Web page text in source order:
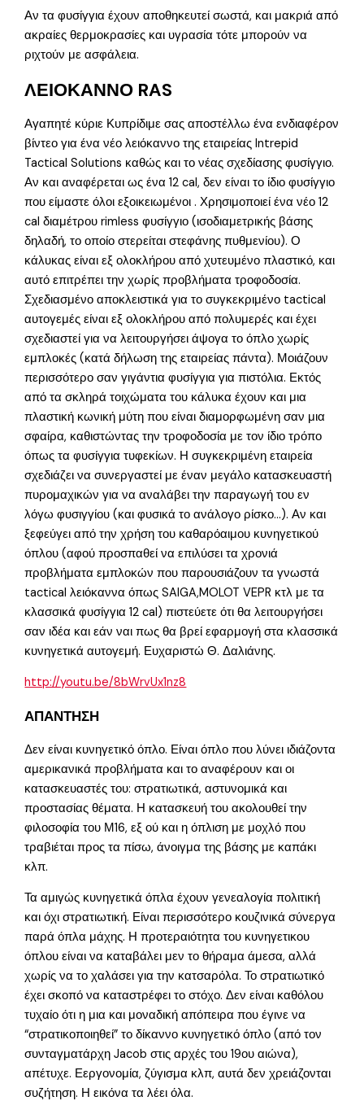
Αν τα φυσίγγια έχουν αποθηκευτεί σωστά, και μακριά από
ακραίες θερμοκρασίες και υγρασία τότε μπορούν να
ριχτούν με ασφάλεια.
ΛΕΙΟΚΑΝΝΟ RAS
Αγαπητέ κύριε Κυπρίδιμε σας αποστέλλω ένα ενδιαφέρον
βίντεο για ένα νέο λειόκαννο της εταιρείας Intrepid
Tactical Solutions καθώς και το νέας σχεδίασης φυσίγγιο.
Αν και αναφέρεται ως ένα 12 cal, δεν είναι το ίδιο φυσίγγιο
που είμαστε όλοι εξοικειωμένοι . Χρησιμοποιεί ένα νέο 12
cal διαμέτρου rimless φυσίγγιο (ισοδιαμετρικής βάσης
δηλαδή, το οποίο στερείται στεφάνης πυθμενίου). Ο
κάλυκας είναι εξ ολοκλήρου από χυτευμένο πλαστικό, και
αυτό επιτρέπει την χωρίς προβλήματα τροφοδοσία.
Σχεδιασμένο αποκλειστικά για το συγκεκριμένο tactical
αυτογεμές είναι εξ ολοκλήρου από πολυμερές και έχει
σχεδιαστεί για να λειτουργήσει άψογα το όπλο χωρίς
εμπλοκές (κατά δήλωση της εταιρείας πάντα). Μοιάζουν
περισσότερο σαν γιγάντια φυσίγγια για πιστόλια. Εκτός
από τα σκληρά τοιχώματα του κάλυκα έχουν και μια
πλαστική κωνική μύτη που είναι διαμορφωμένη σαν μια
σφαίρα, καθιστώντας την τροφοδοσία με τον ίδιο τρόπο
όπως τα φυσίγγια τυφεκίων. Η συγκεκριμένη εταιρεία
σχεδιάζει να συνεργαστεί με έναν μεγάλο κατασκευαστή
πυρομαχικών για να αναλάβει την παραγωγή του εν
λόγω φυσιγγίου (και φυσικά το ανάλογο ρίσκο…). Αν και
ξεφεύγει από την χρήση του καθαρόαιμου κυνηγετικού
όπλου (αφού προσπαθεί να επιλύσει τα χρονιά
προβλήματα εμπλοκών που παρουσιάζουν τα γνωστά
tactical λειόκαννα όπως SAIGA,MOLOT VEPR κτλ με τα
κλασσικά φυσίγγια 12 cal) πιστεύετε ότι θα λειτουργήσει
σαν ιδέα και εάν ναι πως θα βρεί εφαρμογή στα κλασσικά
κυνηγετικά αυτογεμή. Ευχαριστώ Θ. Δαλιάνης.
http://youtu.be/8bWrvUx1nz8
ΑΠΑΝΤΗΣΗ
Δεν είναι κυνηγετικό όπλο. Είναι όπλο που λύνει ιδιάζοντα
αμερικανικά προβλήματα και το αναφέρουν και οι
κατασκευαστές του: στρατιωτικά, αστυνομικά και
προστασίας θέματα. Η κατασκευή του ακολουθεί την
φιλοσοφία του Μ16, εξ ού και η όπλιση με μοχλό που
τραβιέται προς τα πίσω, άνοιγμα της βάσης με καπάκι
κλπ.
Τα αμιγώς κυνηγετικά όπλα έχουν γενεαλογία πολιτική
και όχι στρατιωτική. Είναι περισσότερο κουζινικά σύνεργα
παρά όπλα μάχης. Η προτεραιότητα του κυνηγετικου
όπλου είναι να καταβάλει μεν το θήραμα άμεσα, αλλά
χωρίς να το χαλάσει για την κατσαρόλα. Το στρατιωτικό
έχει σκοπό να καταστρέφει το στόχο. Δεν είναι καθόλου
τυχαίο ότι η μια και μοναδική απόπειρα που έγινε να
“στρατικοποιηθεί” το δίκαννο κυνηγετικό όπλο (από τον
συνταγματάρχη Jacob στις αρχές του 19ου αιώνα),
απέτυχε. Εεργονομία, ζύγισμα κλπ, αυτά δεν χρειάζονται
συζήτηση. Η εικόνα τα λέει όλα.